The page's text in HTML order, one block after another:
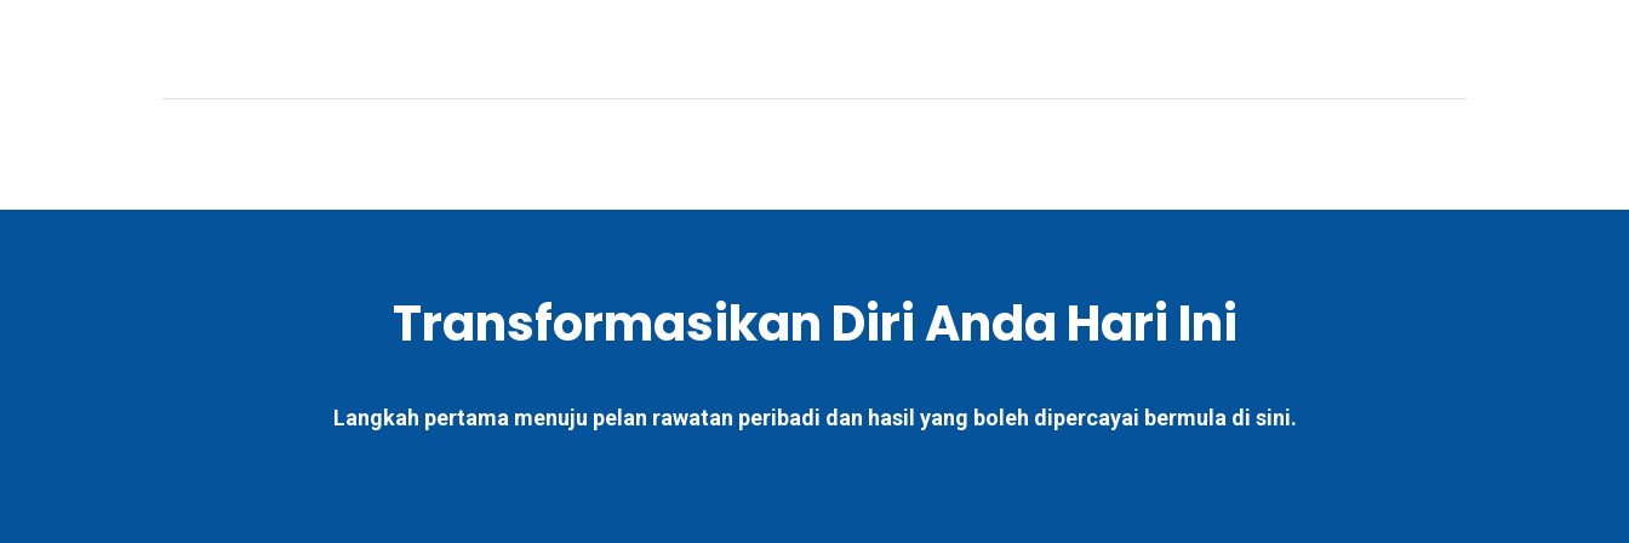
Transformasikan Diri Anda Hari Ini
Langkah pertama menuju pelan rawatan peribadi dan hasil yang boleh dipercayai bermula di sini.